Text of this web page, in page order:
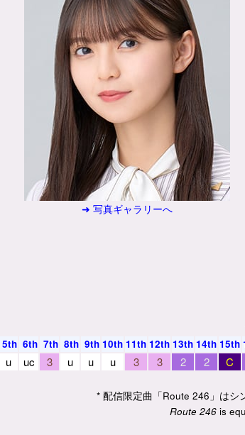
➜ 写真ギャラリーへ
5th 6th 7th 8th 9th 10th 11th 12th 13th 14th 15th
u uc 3 u u u 3 3 2 2 C
* 配信限定曲「Route 246」はシ
Route 246is